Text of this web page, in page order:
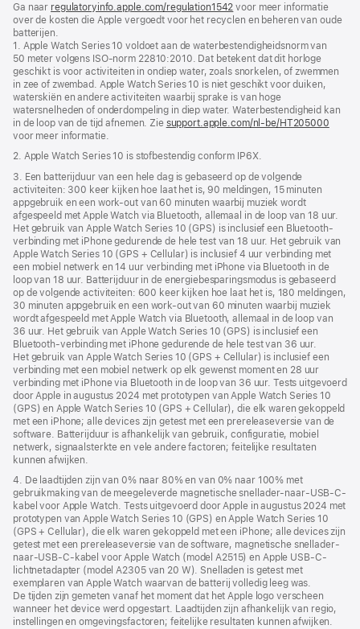
Ga naar regulatoryinfo.apple.com/regulation1542 (wordt
in
venster
geopend)
voor meer informatie
over de kosten die Apple vergoedt voor het recyclen en beheren van oude
batterijen.
1. Apple Watch Series 10 voldoet aan de waterbestendigheidsnorm van
50 meter volgens ISO‑norm 22810:2010. Dat betekent dat dit horloge
geschikt is voor activiteiten in ondiep water, zoals snorkelen, of zwemmen
in zee of zwembad. Apple Watch Series 10 is niet geschikt voor duiken,
waterskiën en andere activiteiten waarbij sprake is van hoge
watersnelheden of onderdompeling in diep water. Waterbestendigheid kan
in de loop van de tijd afnemen. Zie support.apple.com/nl-be/HT205000
voor meer informatie.
2. Apple Watch Series 10 is stofbestendig conform IP6X.
3. Een batterijduur van een hele dag is gebaseerd op de volgende
activiteiten: 300 keer kijken hoe laat het is, 90 meldingen, 15 minuten
appgebruik en een work‑out van 60 minuten waarbij muziek wordt
afgespeeld met Apple Watch via Bluetooth, allemaal in de loop van 18 uur.
Het gebruik van Apple Watch Series 10 (GPS) is inclusief een Bluetooth-
verbinding met iPhone gedurende de hele test van 18 uur. Het gebruik van
Apple Watch Series 10 (GPS + Cellular) is inclusief 4 uur verbinding met
een mobiel netwerk en 14 uur verbinding met iPhone via Bluetooth in de
loop van 18 uur. Batterijduur in de energiebesparingsmodus is gebaseerd
op de volgende activiteiten: 600 keer kijken hoe laat het is, 180 meldingen,
30 minuten appgebruik en een work‑out van 60 minuten waarbij muziek
wordt afgespeeld met Apple Watch via Bluetooth, allemaal in de loop van
36 uur. Het gebruik van Apple Watch Series 10 (GPS) is inclusief een
Bluetooth-verbinding met iPhone gedurende de hele test van 36 uur.
Het gebruik van Apple Watch Series 10 (GPS + Cellular) is inclusief een
verbinding met een mobiel netwerk op elk gewenst moment en 28 uur
verbinding met iPhone via Bluetooth in de loop van 36 uur. Tests uitgevoerd
door Apple in augustus 2024 met prototypen van Apple Watch Series 10
(GPS) en Apple Watch Series 10 (GPS + Cellular), die elk waren gekoppeld
met een iPhone; alle devices zijn getest met een prereleaseversie van de
software. Batterijduur is afhankelijk van gebruik, configuratie, mobiel
netwerk, signaalsterkte en vele andere factoren; feitelijke resultaten
kunnen afwijken.
4. De laadtijden zijn van 0% naar 80% en van 0% naar 100% met
gebruikmaking van de meegeleverde magnetische snellader-naar-USB‑C-
kabel voor Apple Watch. Tests uitgevoerd door Apple in augustus 2024 met
prototypen van Apple Watch Series 10 (GPS) en Apple Watch Series 10
(GPS + Cellular), die elk waren gekoppeld met een iPhone; alle devices zijn
getest met een prereleaseversie van de software, magnetische snellader-
naar-USB‑C-kabel voor Apple Watch (model A2515) en Apple USB‑C-
lichtnetadapter (model A2305 van 20 W). Snelladen is getest met
exemplaren van Apple Watch waarvan de batterij volledig leeg was.
De tijden zijn gemeten vanaf het moment dat het Apple logo verscheen
wanneer het device werd opgestart. Laadtijden zijn afhankelijk van regio,
instellingen en omgevingsfactoren; feitelijke resultaten kunnen afwijken.